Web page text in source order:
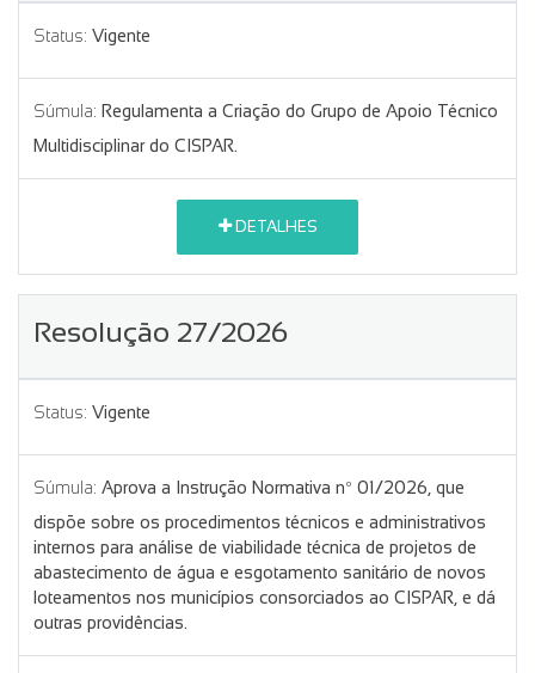
Status: Vigente
Súmula: Regulamenta a Criação do Grupo de Apoio Técnico
Multidisciplinar do CISPAR.
DETALHES
Resolução 27/2026
Status: Vigente
Súmula: Aprova a Instrução Normativa nº 01/2026, que
dispõe sobre os procedimentos técnicos e administrativos
internos para análise de viabilidade técnica de projetos de
abastecimento de água e esgotamento sanitário de novos
loteamentos nos municípios consorciados ao CISPAR, e dá
outras providências.